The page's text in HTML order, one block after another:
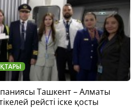
Ташкент – Алматы
рейсті іске қосты